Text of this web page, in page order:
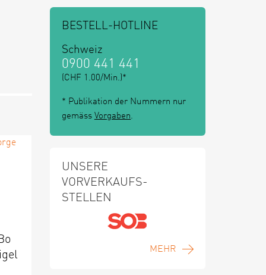
BESTELL-HOTLINE
Schweiz
0900 441 441
(CHF 1.00/Min.)*
* Publikation der Nummern nur
gemäss Vorgaben.
UNSERE
VORVERKAUFS-
STELLEN
MEHR